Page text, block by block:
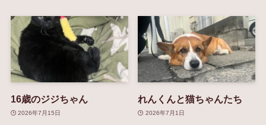
16歳のジジちゃん
2026年7月15日
れんくんと猫ちゃんたち
2026年7月1日